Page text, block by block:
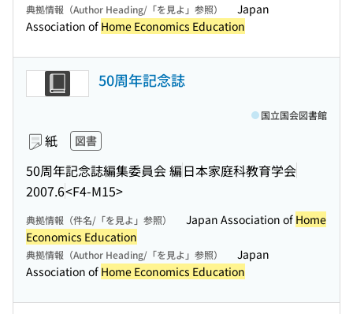
典拠情報（Author Heading/「を見よ」参照）
Japan
Association of Home Economics Education
50周年記念誌
紙 図書
50周年記念誌編集委員会 編日本家庭科教育学会
2007.6<F4-M15>
国立国会図書館
典拠情報（件名/「を見よ」参照） Japan Association of Home
Economics Education
典拠情報（Author Heading/「を見よ」参照）
Japan
Association of Home Economics Education